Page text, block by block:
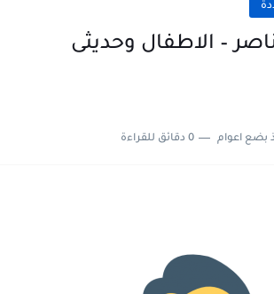
– الاطفال وحديثى
بضع اعوام 0 دقائق للقراءة